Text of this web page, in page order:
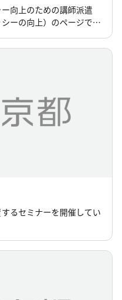
向上のための講師派遣
ーの向上）のページで
るセミナーを開催してい